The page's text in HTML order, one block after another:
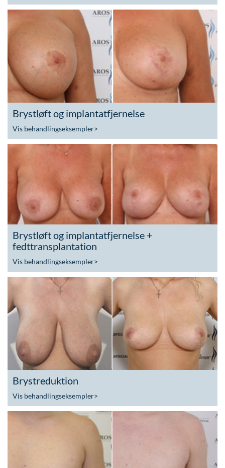
Brystløft og implantatfjernelse
Vis behandlingseksempler>
Brystløft og implantatfjernelse +
fedttransplantation
Vis behandlingseksempler>
Brystreduktion
Vis behandlingseksempler>